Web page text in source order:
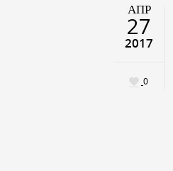
ΑΠΡ
27
2017
0